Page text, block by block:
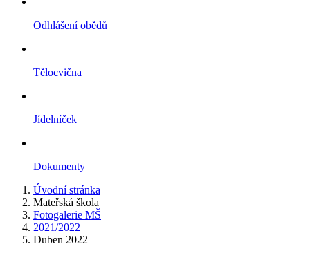
Odhlášení obědů
Tělocvična
Jídelníček
Dokumenty
Úvodní stránka
Mateřská škola
Fotogalerie MŠ
2021/2022
Duben 2022